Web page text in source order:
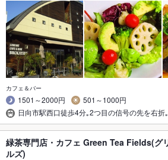
カフェ＆バー
1501～2000円
501～1000円
日向市駅西口徒歩4分｡2つ目の信号の先を右折｡
緑茶専門店・カフェ Green Tea Fields(グ
ルズ)